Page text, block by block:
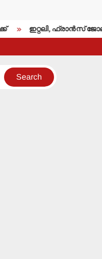
ഇറ്റലി, ഫ്രാന്‍സ് ജോലി